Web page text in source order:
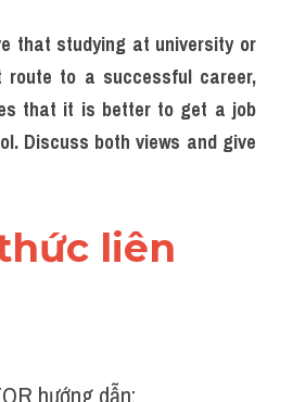
that studying at university or
to a successful career,
that it is better to get a job
Discuss both views and give
liên
hướng dẫn: